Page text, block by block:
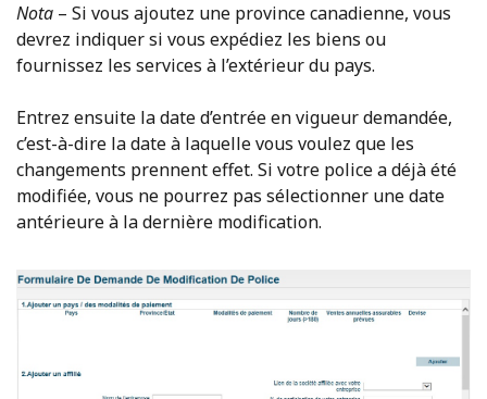
Nota – Si vous ajoutez une province canadienne, vous
devrez indiquer si vous expédiez les biens ou
fournissez les services à l’extérieur du pays.
Entrez ensuite la date d’entrée en vigueur demandée,
c’est-à-dire la date à laquelle vous voulez que les
changements prennent effet. Si votre police a déjà été
modifiée, vous ne pourrez pas sélectionner une date
antérieure à la dernière modification.